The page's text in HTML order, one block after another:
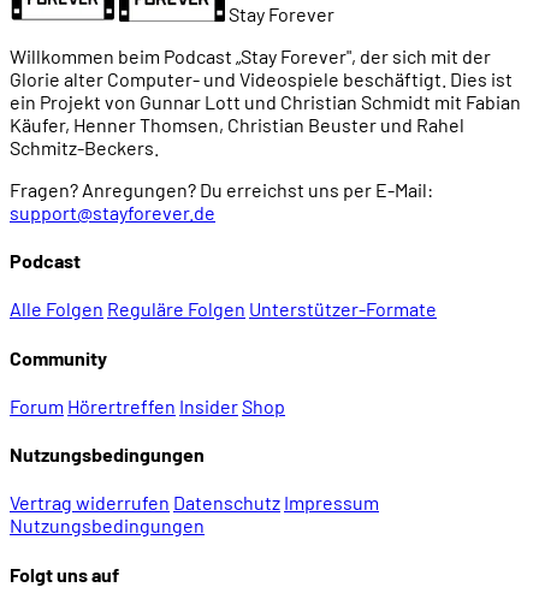
Stay Forever
Willkommen beim Podcast „Stay Forever", der sich mit der
Glorie alter Computer- und Videospiele beschäftigt. Dies ist
ein Projekt von Gunnar Lott und Christian Schmidt mit Fabian
Käufer, Henner Thomsen, Christian Beuster und Rahel
Schmitz-Beckers.
Fragen? Anregungen? Du erreichst uns per E-Mail:
support@stayforever.de
Podcast
Alle Folgen Reguläre Folgen Unterstützer-Formate
Community
Forum Hörertreffen InsiderShop
Nutzungsbedingungen
Vertrag widerrufen Datenschutz Impressum
Nutzungsbedingungen
Folgt uns auf